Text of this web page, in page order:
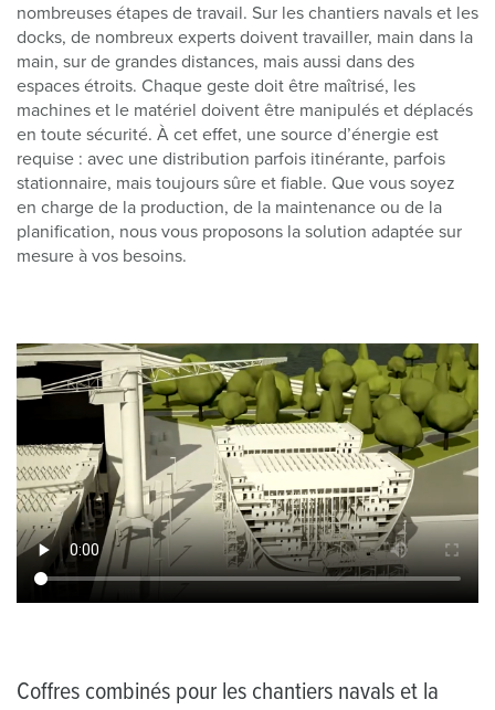
nombreuses étapes de travail. Sur les chantiers navals et les
docks, de nombreux experts doivent travailler, main dans la
main, sur de grandes distances, mais aussi dans des
espaces étroits. Chaque geste doit être maîtrisé, les
machines et le matériel doivent être manipulés et déplacés
en toute sécurité. À cet effet, une source d’énergie est
requise : avec une distribution parfois itinérante, parfois
stationnaire, mais toujours sûre et fiable. Que vous soyez
en charge de la production, de la maintenance ou de la
planification, nous vous proposons la solution adaptée sur
mesure à vos besoins.
Coffres combinés pour les chantiers navals et la